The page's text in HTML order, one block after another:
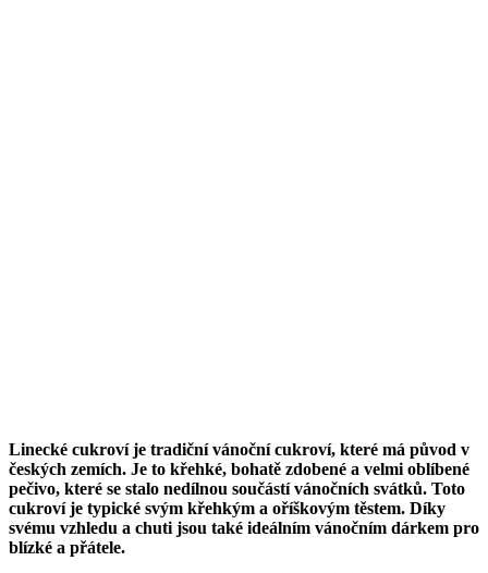
Linecké cukroví je tradiční vánoční cukroví, které má původ v
českých zemích. Je to křehké, bohatě zdobené a velmi oblíbené
pečivo, které se stalo nedílnou součástí vánočních svátků. Toto
cukroví je typické svým křehkým a oříškovým těstem. Díky
svému vzhledu a chuti jsou také ideálním vánočním dárkem pro
blízké a přátele.